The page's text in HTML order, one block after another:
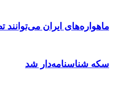
ماهواره‌های ایران می‌توانند
سکه شناسنامه‌دار شد